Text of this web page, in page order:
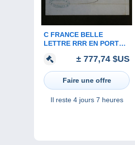
C FRANCE BELLE
LETTRE RRR EN PORT
PARIS STEAMER A LIMA
PEROU +GRIFFES
EFFECTIF++NAPOLEON
BISECT++
± 777,74 $US
Faire une offre
Il reste 4 jours 7 heures